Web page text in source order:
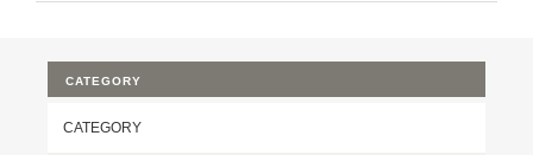
CATEGORY
CATEGORY